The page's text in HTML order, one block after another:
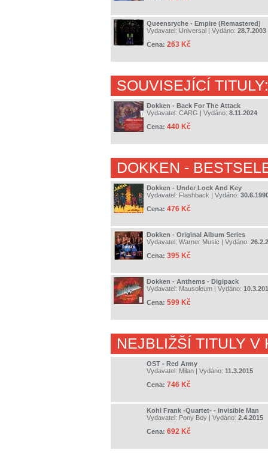
Queensryche - Empire (Remastered)
Vydavatel: Universal | Vydáno: 28.7.2003
Cena: 263 Kč
SOUVISEJÍCÍ TITULY:
Dokken - Back For The Attack
Vydavatel: CARG | Vydáno: 8.11.2024
Cena: 440 Kč
DOKKEN -
Dokken - Under Lock And Key
Vydavatel: Flashback | Vydáno:
Cena: 476 Kč
Dokken - Original Album Series
Vydavatel: Warner Music | Vydáno:
Cena: 395 Kč
Dokken - Anthems - Digipack
Vydavatel: Mausoleum | Vydáno:
Cena: 599 Kč
NEJBLIŽŠÍ TITULY V
OST - Red Army
Vydavatel: Milan | Vydáno: 11.3.2015
Cena: 746 Kč
Kohl Frank -Quartet- - Invisible Man
Vydavatel: Pony Boy | Vydáno: 2.4.2015
Cena: 692 Kč